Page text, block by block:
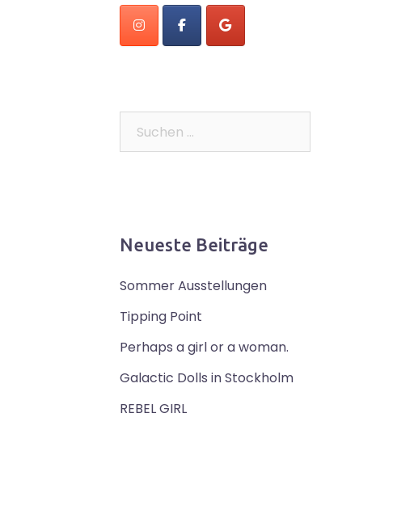
Neueste Beiträge
Sommer Ausstellungen
Tipping Point
Perhaps a girl or a woman.
Galactic Dolls in Stockholm
REBEL GIRL